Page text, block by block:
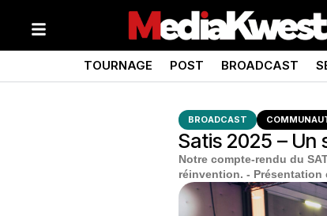
TOURNAGE POST BROADCAST
BROADCAST
Satis 2025 – Un
Notre compte-rendu du
réinvention. - Présentation